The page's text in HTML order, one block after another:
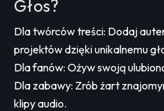
Głos?
Dla twórców treści: Dodaj
projektów dzięki unikalnemu
Dla fanów: Ożyw swoją
Dla zabawy: Zrób żart
klipy audio.